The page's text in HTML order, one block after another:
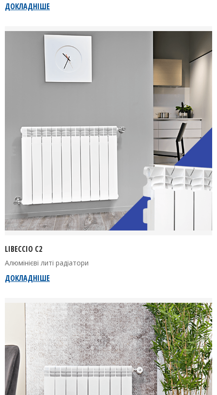
ДОКЛАДНІШЕ
LIBECCIO C2
Алюмінієві литі радіатори
ДОКЛАДНІШЕ